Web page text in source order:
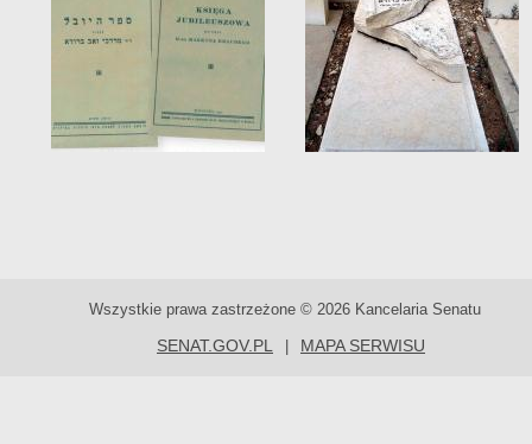
Wszystkie prawa zastrzeżone © 2026 Kancelaria Senatu
SENAT.GOV.PL MAPA SERWISU